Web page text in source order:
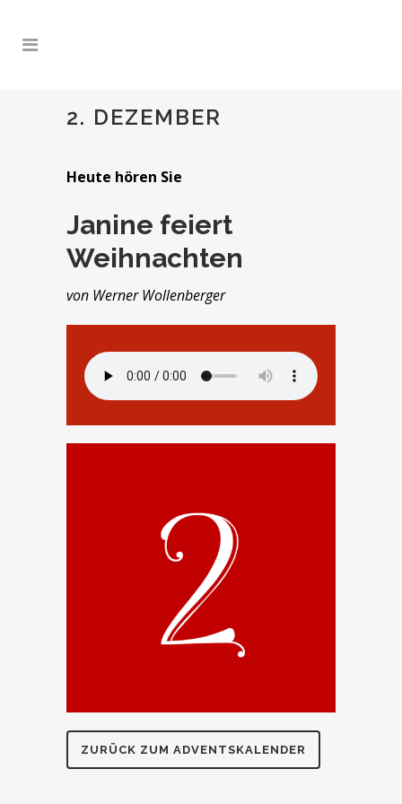
2. DEZEMBER
Heute hören Sie
Janine feiert
Weihnachten
von Werner Wollenberger
ZURÜCK ZUM ADVENTSKALENDER